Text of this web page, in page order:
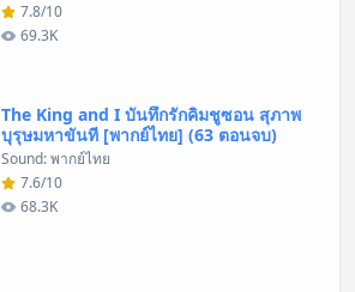
7.8/10
69.3K
The King and I บันทึกรักคิมชูซอน สุภาพ
บุรุษมหาขันที [พากย์ไทย] (63 ตอนจบ)
Sound: พากย์ไทย
7.6/10
68.3K